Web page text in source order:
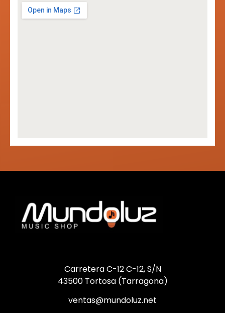
Carretera C-12 C-12, S/N
43500 Tortosa (Tarragona)
ventas@mundoluz.net